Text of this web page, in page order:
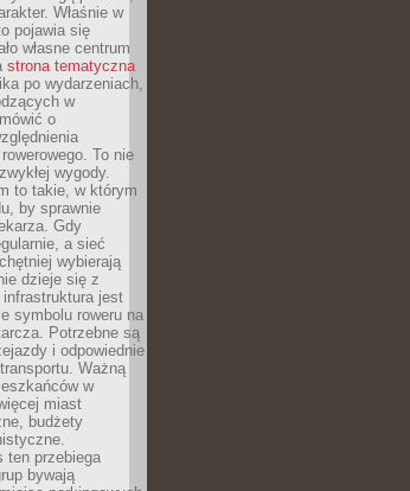
Właśnie w
pojawia się
własne centrum
strona tematyczna
po wydarzeniach,
w
o
To nie
wygody.
to takie, w którym
by sprawnie
Gdy
a sieć
wybierają
dzieje się z
jest
symbolu roweru na
Potrzebne są
i odpowiednie
Ważną
w
miast
budżety
ten przebiega
bywają